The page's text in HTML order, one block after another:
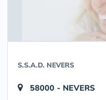
S.S.A.D. NEVERS
58000 - NEVERS